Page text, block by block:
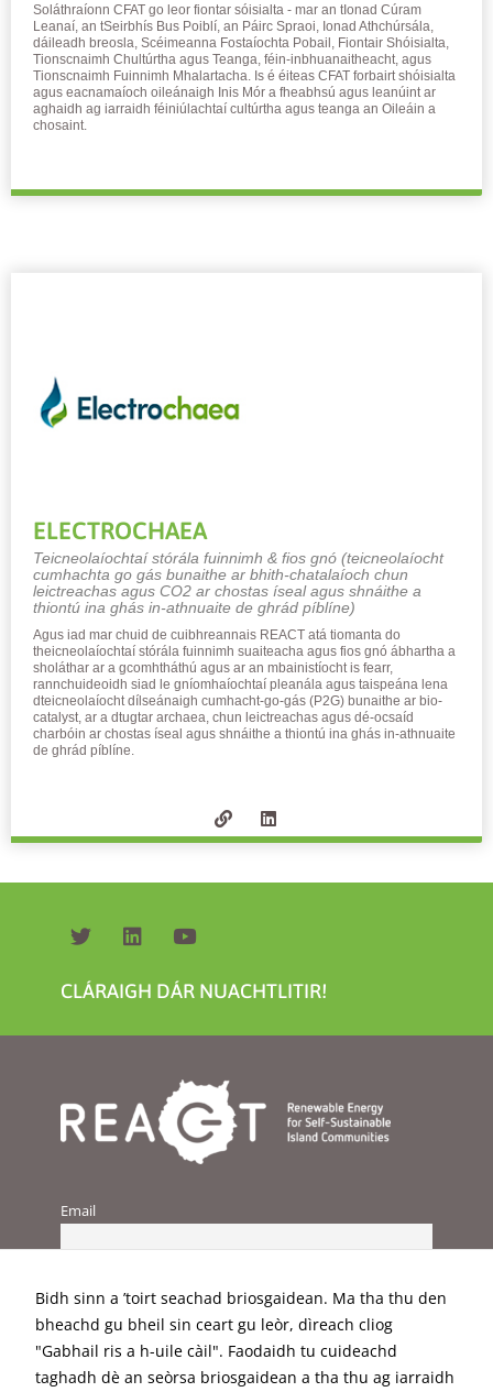
Soláthraíonn CFAT go leor fiontar sóisialta - mar an tIonad Cúram
Leanaí, an tSeirbhís Bus Poiblí, an Páirc Spraoi, Ionad Athchúrsála,
dáileadh breosla, Scéimeanna Fostaíochta Pobail, Fiontair Shóisialta,
Tionscnaimh Chultúrtha agus Teanga, féin-inbhuanaitheacht, agus
Tionscnaimh Fuinnimh Mhalartacha. Is é éiteas CFAT forbairt shóisialta
agus eacnamaíoch oileánaigh Inis Mór a fheabhsú agus leanúint ar
aghaidh ag iarraidh féiniúlachtaí cultúrtha agus teanga an Oileáin a
chosaint.
ELECTROCHAEA
Teicneolaíochtaí stórála fuinnimh & fios gnó (teicneolaíocht
cumhachta go gás bunaithe ar bhith-chatalaíoch chun
leictreachas agus CO2 ar chostas íseal agus shnáithe a
thiontú ina ghás in-athnuaite de ghrád píblíne)
Agus iad mar chuid de cuibhreannais REACT atá tiomanta do
theicneolaíochtaí stórála fuinnimh suaiteacha agus fios gnó ábhartha a
sholáthar ar a gcomhtháthú agus ar an mbainistíocht is fearr,
rannchuideoidh siad le gníomhaíochtaí pleanála agus taispeána lena
dteicneolaíocht dílseánaigh cumhacht-go-gás (P2G) bunaithe ar bio-
catalyst, ar a dtugtar archaea, chun leictreachas agus dé-ocsaíd
charbóin ar chostas íseal agus shnáithe a thiontú ina ghás in-athnuaite
de ghrád píblíne.
CLÁRAIGH DÁR NUACHTLITIR!
Email
Bidh sinn a ’toirt seachad briosgaidean. Ma tha thu den
bheachd gu bheil sin ceart gu leòr, dìreach cliog
"Gabhail ris a h-uile càil". Faodaidh tu cuideachd
taghadh dè an seòrsa briosgaidean a tha thu ag iarraidh